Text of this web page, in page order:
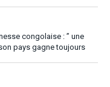
congolaise : ” une
pays gagne toujours